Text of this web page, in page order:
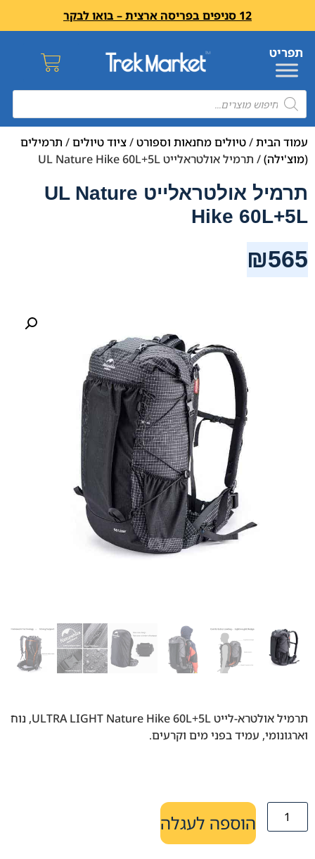
12 סניפים בפריסה ארצית – בואו לבקר
עמוד הבית/טיולים מחנאות וספורט/ציוד טיולים/ תרמילים
(מוצ'ילה)/ תרמיל אולטראלייט UL Nature Hike 60L+5L
תרמיל אולטראלייט UL Nature
Hike 60L+5L
₪565
תרמיל אולטרא-לייט ULTRA LIGHT Nature Hike 60L+5L, נוח
וארגונומי, עמיד בפני מים וקרעים.
הוספה לעגלה